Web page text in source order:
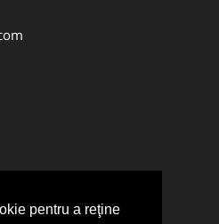
pentru a reţine